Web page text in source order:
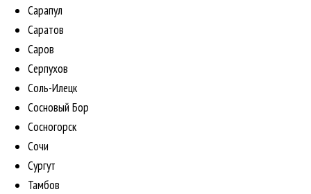
Сарапул
Саратов
Саров
Серпухов
Соль-Илецк
Сосновый Бор
Сосногорск
Сочи
Сургут
Тамбов